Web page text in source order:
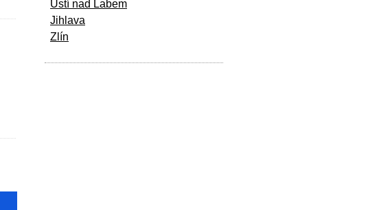
Ústí nad Labem
Jihlava
Zlín